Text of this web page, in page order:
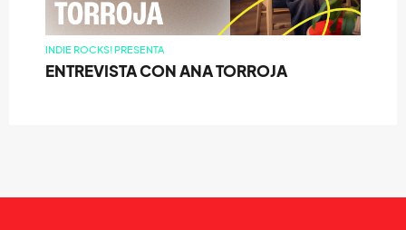
INDIE ROCKS! PRESENTA
ENTREVISTA CON ANA TORROJA